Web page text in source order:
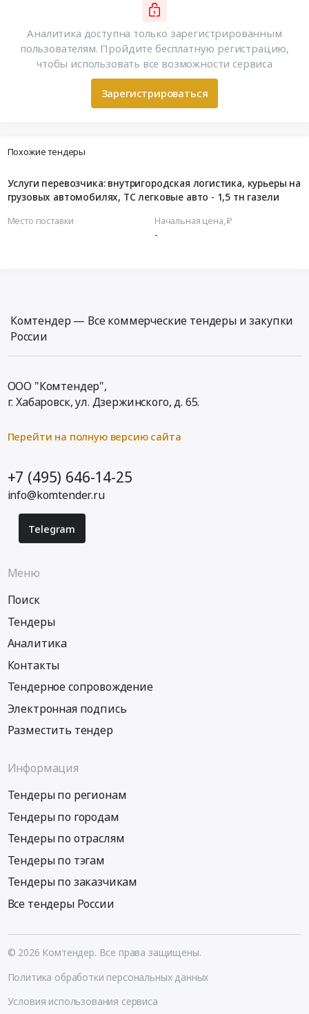
Аналитика доступна только зарегистрированным
пользователям. Пройдите бесплатную регистрацию,
чтобы использовать все возможности сервиса
Зарегистрироваться
Похожие тендеры
Услуги перевозчика: внутригородская логистика, курьеры на
грузовых автомобилях, ТС легковые авто - 1,5 тн газели
Место поставки Начальная цена, ₽
-
Комтендер — Все коммерческие тендеры и закупки
России
ООО "Комтендер",
г. Хабаровск,ул. Дзержинского, д. 65.
Перейти на полную версию сайта
+7 (495) 646-14-25
info@komtender.ru
Telegram
Меню
Поиск
Тендеры
Аналитика
Контакты
Тендерное сопровождение
Электронная подпись
Разместить тендер
Информация
Тендеры по регионам
Тендеры по городам
Тендеры по отраслям
Тендеры по тэгам
Тендеры по заказчикам
Все тендеры России
© 2026 Комтендер. Все права защищены.
Политика обработки персональных данных
Условия использования сервиса